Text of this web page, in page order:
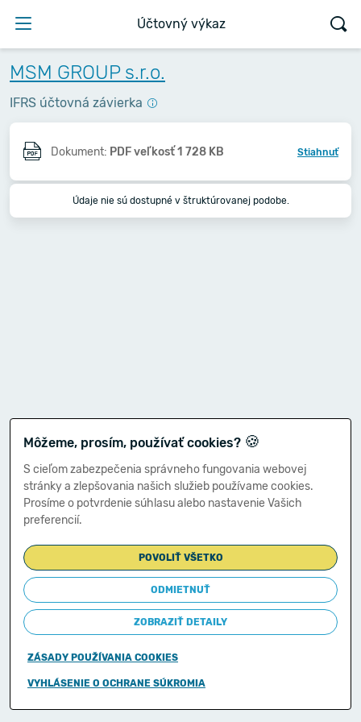
Účtovný výkaz
MSM GROUP s.r.o.
IFRS účtovná závierka
Dokument: PDF veľkosť 1 728 KB Stiahnuť
Údaje nie sú dostupné v štruktúrovanej podobe.
Môžeme, prosím, používať cookies? 🍪
S cieľom zabezpečenia správneho fungovania webovej
stránky a zlepšovania našich služieb používame cookies.
Prosíme o potvrdenie súhlasu alebo nastavenie Vašich
preferencií.
POVOLIŤ VŠETKO
ODMIETNUŤ
ZOBRAZIŤ DETAILY
ZÁSADY POUŽÍVANIA COOKIES
VYHLÁSENIE O OCHRANE SÚKROMIA
Copyright © 2011-2026